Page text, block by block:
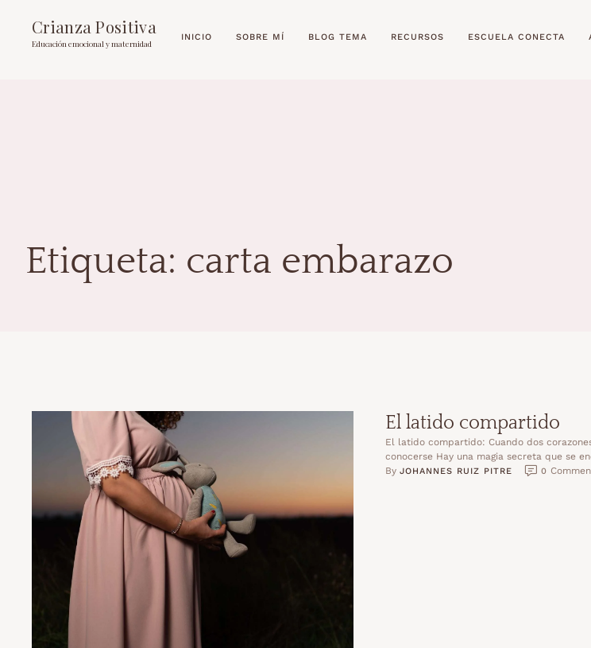
Crianza Positiva
Educación emocional y maternidad
INICIO SOBRE MÍ BLOG TEMA RECURSOS ESCUELA CONECTA
Etiqueta: carta embarazo
El latido compartido
El latido compartido: Cuando dos
conocerse Hay una magia secreta que se
By JOHANNES RUIZ PITRE 0